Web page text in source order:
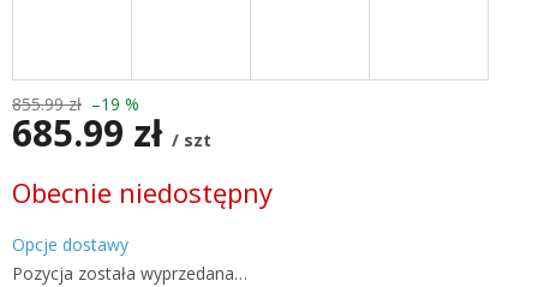
855.99 zł –19 %
685.99 zł / szt
jednostkowa:
Obecnie niedostępny
Opcje dostawy
Pozycja została wyprzedana…